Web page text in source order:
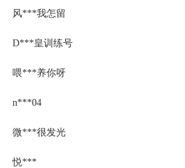
风***我怎留
D***皇训练号
喂***养你呀
n***04
微***很发光
悦***